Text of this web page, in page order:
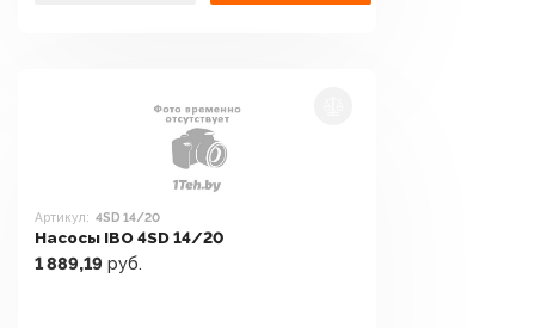
Артикул: 4SD 14/20
Насосы IBO 4SD 14/20
1 889,19 руб.